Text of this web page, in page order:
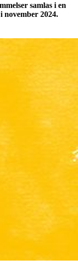
samlas i en
november 2024.